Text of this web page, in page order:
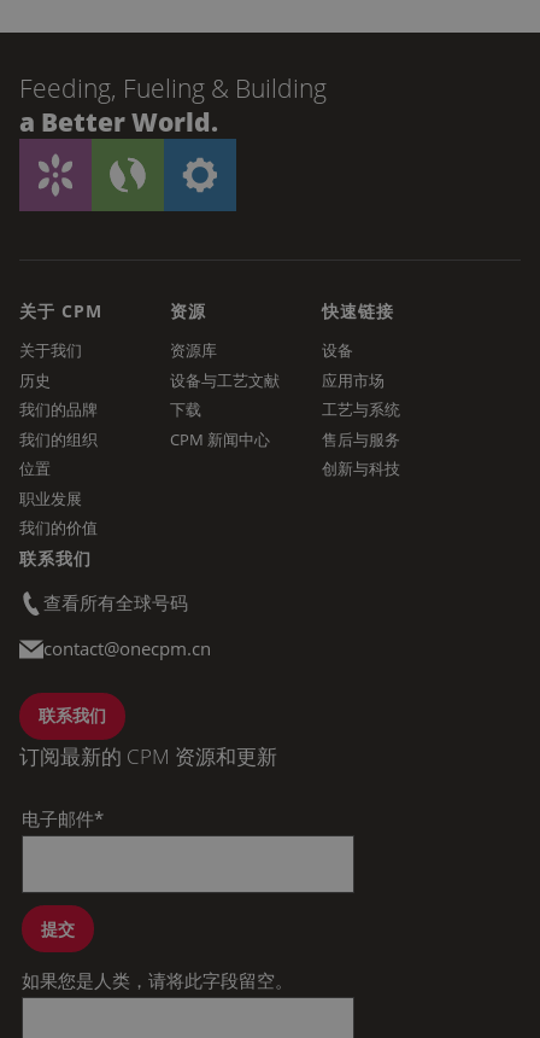
Feeding, Fueling & Building
a Better World.
关于 CPM
关于我们
历史
我们的品牌
我们的组织
位置
职业发展
我们的价值
资源
资源库
设备与工艺文献
下载
CPM 新闻中心
快速链接
设备
应用市场
工艺与系统
售后与服务
创新与科技
联系我们
查看所有全球号码
contact@onecpm.cn
联系我们
订阅最新的 CPM 资源和更新
电子邮件*
提交
如果您是人类，请将此字段留空。